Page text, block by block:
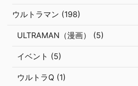
ウルトラマン (198)
ULTRAMAN（漫画） (5)
イベント (5)
ウルトラQ (1)